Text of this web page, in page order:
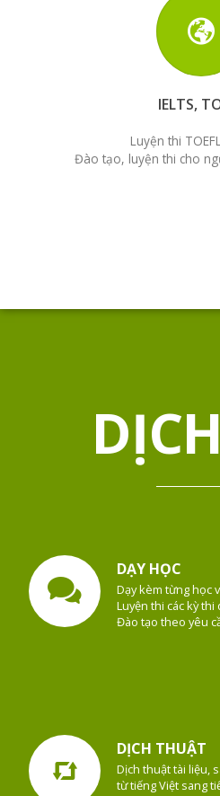
IELTS,
Luyện thi
Đào tạo, luyện thi cho
DẠY HỌC
Dạy kèm từng học
Luyện thi các kỳ
Đào tạo theo yêu
DỊCH THUẬT
Dịch thuật tài liệu,
từ tiếng Việt sang